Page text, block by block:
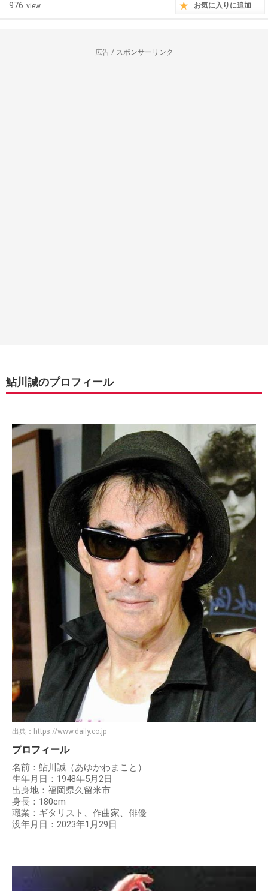
976 view お気に入りに追加
広告 / スポンサーリンク
鮎川誠のプロフィール
出典： https://www.daily.co.jp
プロフィール
名前：鮎川誠（あゆかわまこと）
生年月日：1948年5月2日
出身地：福岡県久留米市
身長：180cm
職業：ギタリスト、作曲家、俳優
没年月日：2023年1月29日